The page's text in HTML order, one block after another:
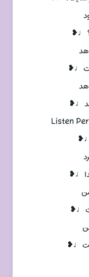
؟ ♩❥
♩❥
♩❥
♩❥
♩❥
♩❥
♩❥